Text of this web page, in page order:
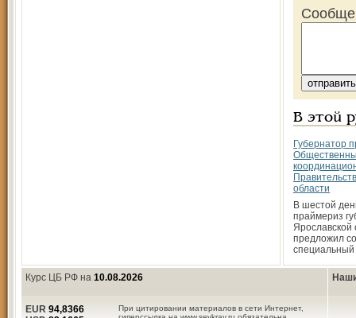
В этой
Губернатор
области
В шестой
праймериз
Ярославской
предложил
Курс ЦБ РФ на 10.08.2026
При цитировании материалов в сети Интернет,
EUR 94,8366